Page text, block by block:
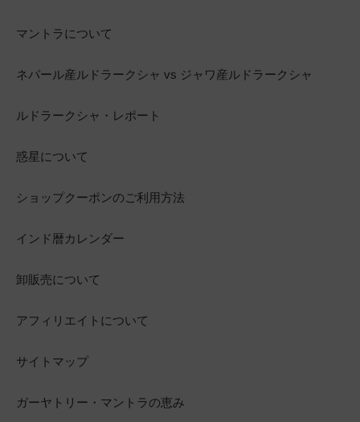
マントラについて
ネパール産ルドラークシャ vs ジャワ産ルドラークシャ
ルドラークシャ・レポート
惑星について
ショップクーポンのご利用方法
インド暦カレンダー
卸販売について
アフィリエイトについて
サイトマップ
ガーヤトリー・マントラの恵み